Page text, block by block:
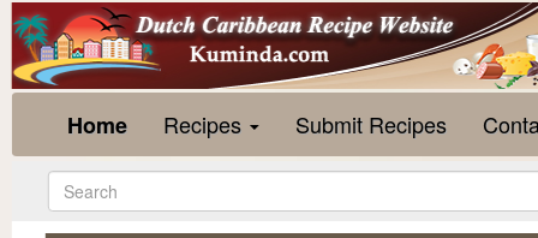
Home Recipes Submit Recipes